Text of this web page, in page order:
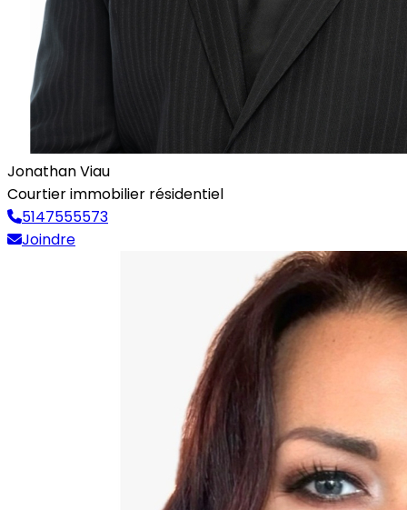
Jonathan Viau
Courtier immobilier résidentiel
5147555573
Joindre